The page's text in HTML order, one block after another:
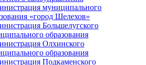
муниципального
«город Шелехов»
Большелугского
образования
Олхинского
образования
Подкаменского